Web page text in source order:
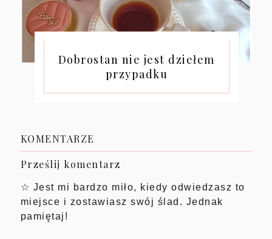
Dobrostan nie jest dziełem
przypadku
KOMENTARZE
Prześlij komentarz
☆ Jest mi bardzo miło, kiedy odwiedzasz to
miejsce i zostawiasz swój ślad. Jednak
pamiętaj!